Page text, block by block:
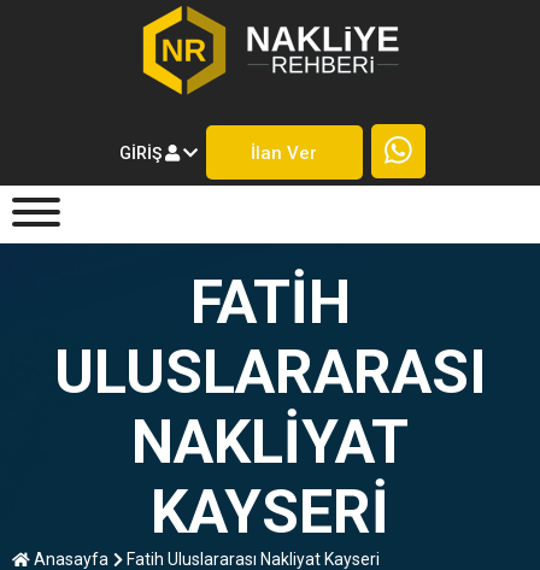
GIRIŞ İlan Ver
FATIH
ULUSLARARASI
NAKLIYAT
KAYSERI
Anasayfa Fatih Uluslararası Nakliyat Kayseri